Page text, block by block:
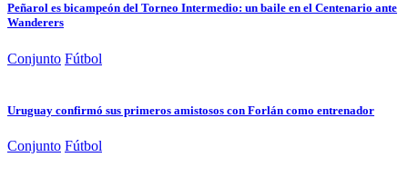
Peñarol es bicampeón del Torneo Intermedio: un baile en el Centenario ante
Wanderers
Conjunto Fútbol
Uruguay confirmó sus primeros amistosos con Forlán como entrenador
Conjunto Fútbol